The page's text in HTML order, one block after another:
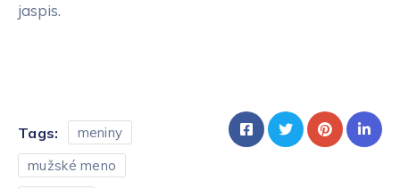
jaspis.
Tags:
meniny
mužské meno